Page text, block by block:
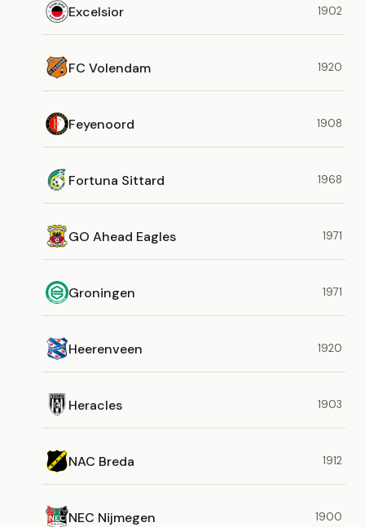
Excelsior 1902
FC Volendam 1920
Feyenoord 1908
Fortuna Sittard 1968
GO Ahead Eagles 1971
Groningen 1971
Heerenveen 1920
Heracles 1903
NAC Breda 1912
NEC Nijmegen 1900